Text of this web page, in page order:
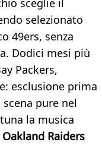
sceglie il
selezionato
49ers, senza
Dodici mesi più
Packers,
esclusione prima
scena pure nel
la musica
Oakland Raiders